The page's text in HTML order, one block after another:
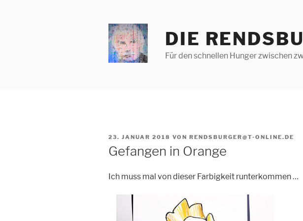
DIE
Für den schnellen Hunger zwischen
VERÖFFENTLICHT
23. JANUAR 2018 VON RENDSBURGER@T-ONLINE.DE
Gefangen in Orange
Ich muss mal von dieser Farbigkeit runterkommen …